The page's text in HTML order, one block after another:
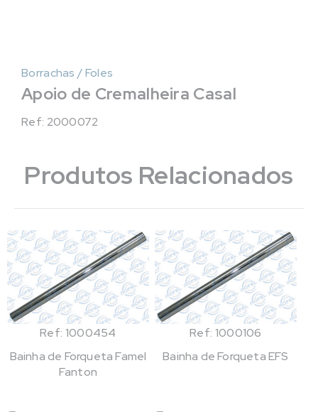
Borrachas / Foles
Apoio de Cremalheira Casal
Ref: 2000072
Produtos Relacionados
Ref: 1000454
Bainha de Forqueta Famel
Fanton
Ref: 1000106
Bainha de Forqueta EFS